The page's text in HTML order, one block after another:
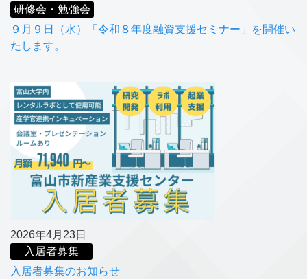
研修会・勉強会
９月９日（水）「令和８年度融資支援セミナー」を開催い
たします。
2026年4月23日
入居者募集
入居者募集のお知らせ